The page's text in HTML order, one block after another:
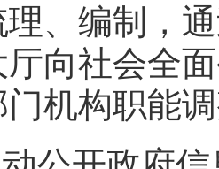
、编制，
向社会全
机构职能